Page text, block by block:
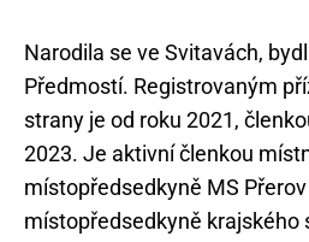
Narodila se ve Svitavách,
Předmostí. Registrovaným
strany je od roku 2021,
2023. Je aktivní členkou
místopředsedkyně MS Přerov